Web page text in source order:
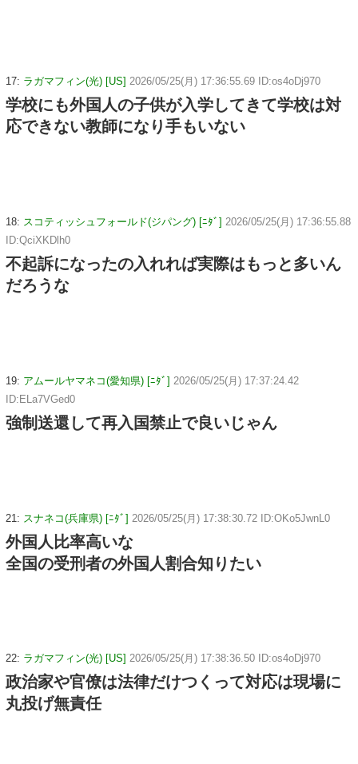
17: ラガマフィン(光) [US] 2026/05/25(月) 17:36:55.69 ID:os4oDj970
学校にも外国人の子供が入学してきて学校は対
応できない教師になり手もいない
18: スコティッシュフォールド(ジパング) [ﾆﾀﾞ] 2026/05/25(月) 17:36:55.88
ID:QciXKDlh0
不起訴になったの入れれば実際はもっと多いん
だろうな
19: アムールヤマネコ(愛知県) [ﾆﾀﾞ] 2026/05/25(月) 17:37:24.42
ID:ELa7VGed0
強制送還して再入国禁止で良いじゃん
21: スナネコ(兵庫県) [ﾆﾀﾞ] 2026/05/25(月) 17:38:30.72 ID:OKo5JwnL0
外国人比率高いな
全国の受刑者の外国人割合知りたい
22: ラガマフィン(光) [US] 2026/05/25(月) 17:38:36.50 ID:os4oDj970
政治家や官僚は法律だけつくって対応は現場に
丸投げ無責任